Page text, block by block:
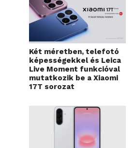
Két méretben, telefotó
képességekkel és Leica
Live Moment funkcióval
mutatkozik be a Xiaomi
17T sorozat